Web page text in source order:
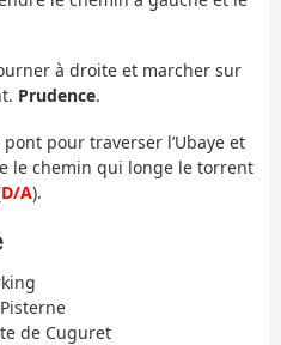
à droite et marcher sur
Prudence.
pour traverser l’Ubaye et
le chemin qui longe le torrent
D/A).
de Cuguret